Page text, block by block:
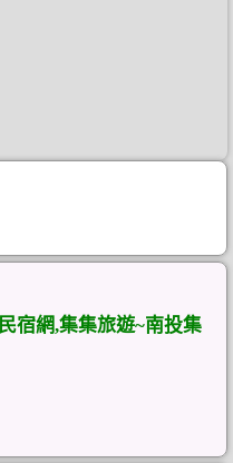
宿網,集集旅遊~南投集